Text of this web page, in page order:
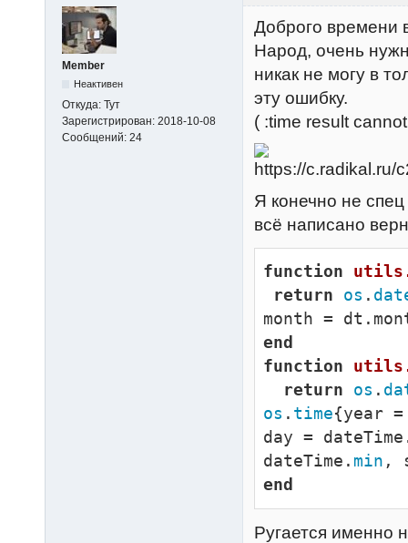
Member
Неактивен
Откуда: Тут
Зарегистрирован: 2018-10-08
Сообщений: 24
Доброго времени
Народ, очень
никак не могу в
эту ошибку.
( :time result
Я конечно не
всё написано
function
return
os .
end
function
return
os .
os . time{year =
day =
dateTime. min ,
end
Ругается именно